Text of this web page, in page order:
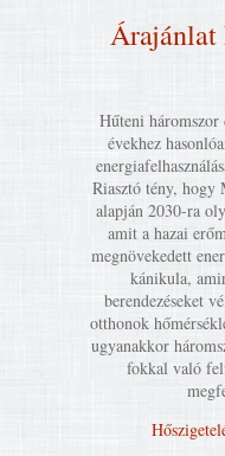
Árajánlat
Hűteni
évekhez
Riasztó tény, hogy
alapján 2030-ra
amit a hazai
megnövekedett
kánikula,
berendezéseket
otthonok
ugyanakkor
fokkal való